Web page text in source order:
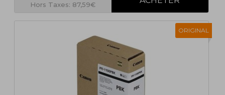
Hors Taxes: 87,59€
ORIGINAL